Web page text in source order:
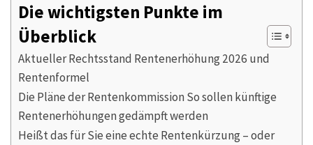
Die wichtigsten Punkte im
Überblick
Aktueller Rechtsstand Rentenerhöhung 2026 und
Rentenformel
Die Pläne der Rentenkommission So sollen künftige
Rentenerhöhungen gedämpft werden
Heißt das für Sie eine echte Rentenkürzung – oder